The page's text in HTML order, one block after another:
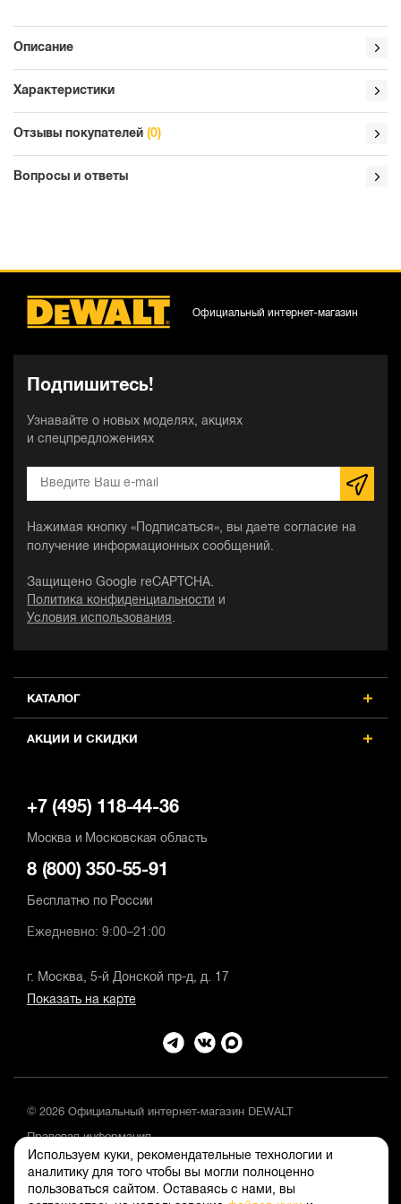
Используем куки, рекомендательные технологии и
аналитику для того чтобы вы могли полноценно
пользоваться сайтом. Оставаясь с нами, вы
Описание
Характеристики
Отзывы покупателей (0)
Вопросы и ответы
КАТАЛОГ
АКЦИИ И СКИДКИ
Подпишитесь!
Узнавайте о новых моделях, акциях
и спецпредложениях
Нажимая кнопку «Подписаться», вы даете согласие на
получение информационных сообщений.
Защищено Google reCAPTCHA.
Политика конфиденциальности
и
Условия использования .
Официальный интернет-магазин
+7 (495) 118-44-36
Москва и Московская область
8 (800) 350-55-91
Бесплатно по России
Ежедневно: 9:00–21:00
г. Москва, 5-й Донской пр-д, д. 17
Показать на карте
© 2026 Официальный интернет-магазин DEWALT
Правовая информация
Положение об обработке и защите персональных данных